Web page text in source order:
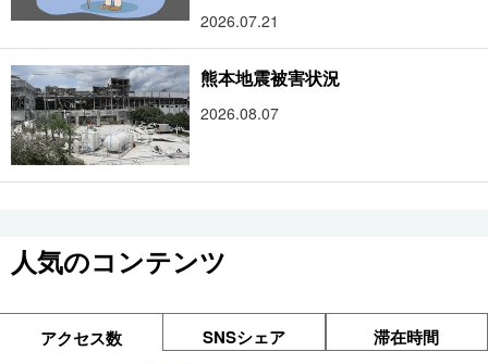
2026.07.21
熊本地震被害状況
2026.08.07
人気のコンテンツ
アクセス数 SNSシェア 滞在時間